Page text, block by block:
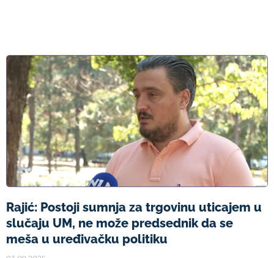
Rajić: Postoji sumnja za trgovinu uticajem u
slučaju UM, ne može predsednik da se
meša u uređivačku politiku